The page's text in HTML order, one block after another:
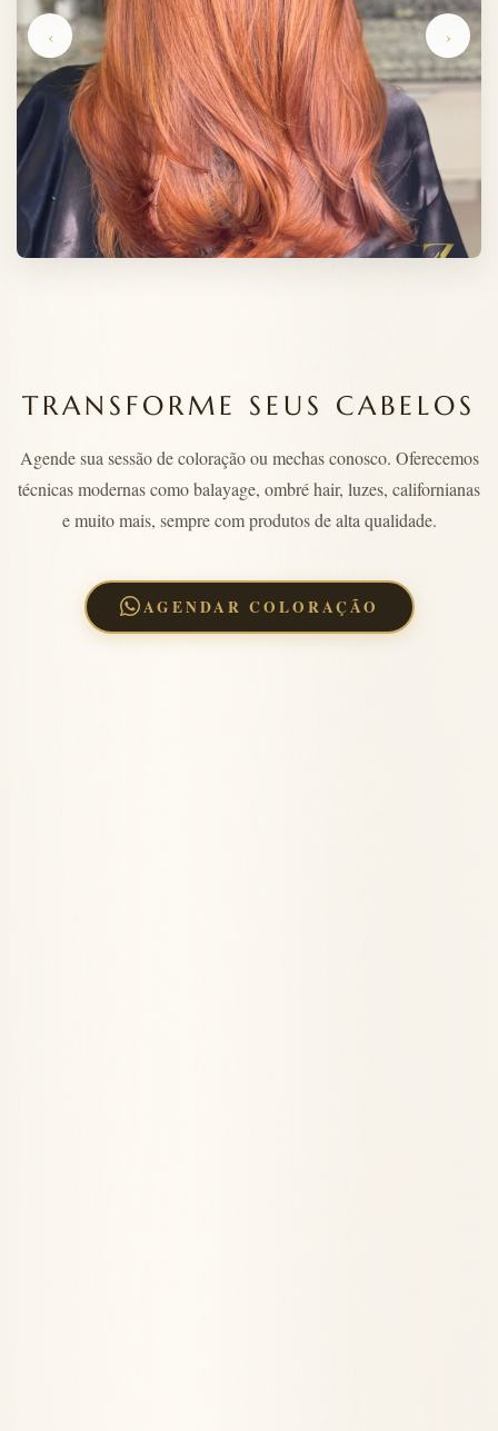
‹ ›
TRANSFORME SEUS CABELOS
Agende sua sessão de coloração ou mechas conosco. Oferecemos
técnicas modernas como balayage, ombré hair, luzes, californianas
e muito mais, sempre com produtos de alta qualidade.
AGENDAR COLORAÇÃO